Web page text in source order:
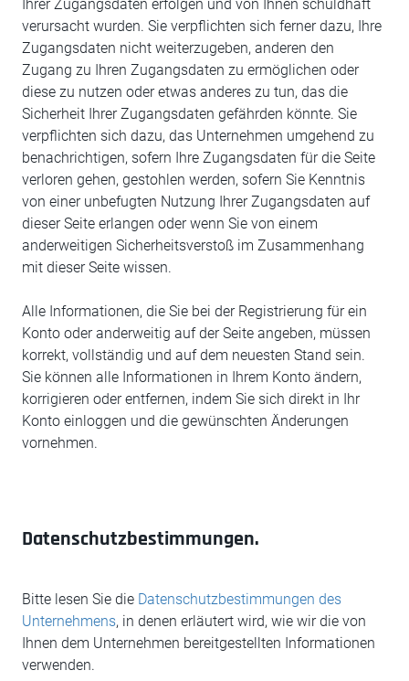
Ihrer Zugangsdaten erfolgen und von Ihnen schuldhaft
verursacht wurden. Sie verpflichten sich ferner dazu, Ihre
Zugangsdaten nicht weiterzugeben, anderen den
Zugang zu Ihren Zugangsdaten zu ermöglichen oder
diese zu nutzen oder etwas anderes zu tun, das die
Sicherheit Ihrer Zugangsdaten gefährden könnte. Sie
verpflichten sich dazu, das Unternehmen umgehend zu
benachrichtigen, sofern Ihre Zugangsdaten für die Seite
verloren gehen, gestohlen werden, sofern Sie Kenntnis
von einer unbefugten Nutzung Ihrer Zugangsdaten auf
dieser Seite erlangen oder wenn Sie von einem
anderweitigen Sicherheitsverstoß im Zusammenhang
mit dieser Seite wissen.
Alle Informationen, die Sie bei der Registrierung für ein
Konto oder anderweitig auf der Seite angeben, müssen
korrekt, vollständig und auf dem neuesten Stand sein.
Sie können alle Informationen in Ihrem Konto ändern,
korrigieren oder entfernen, indem Sie sich direkt in Ihr
Konto einloggen und die gewünschten Änderungen
vornehmen.
Datenschutzbestimmungen.
Bitte lesen Sie die Datenschutzbestimmungen des
Unternehmens, in denen erläutert wird, wie wir die von
Ihnen dem Unternehmen bereitgestellten Informationen
verwenden.